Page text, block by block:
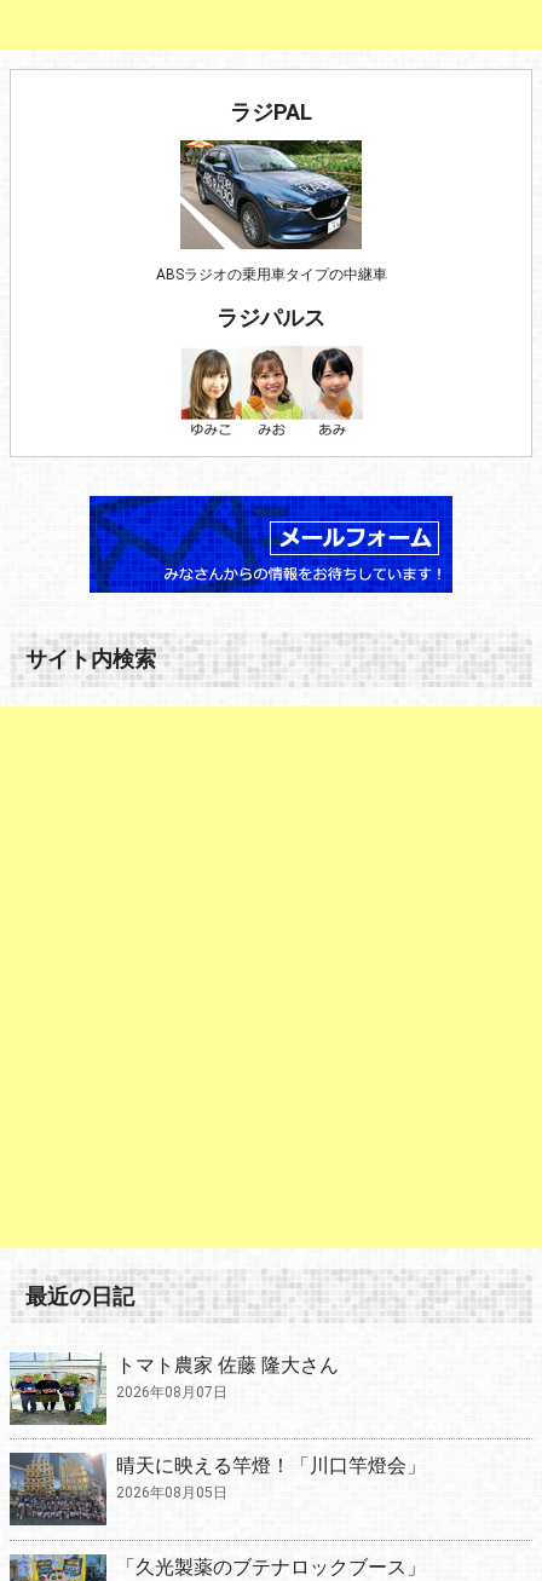
ラジPAL
ABSラジオの乗用車タイプの中継車
ラジパルス
サイト内検索
最近の日記
トマト農家 佐藤 隆大さん
2026年08月07日
晴天に映える竿燈！「川口竿燈会」
2026年08月05日
「久光製薬のブテナロックブース」